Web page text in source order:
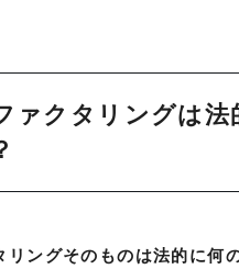
ァクタリングは法
リングそのものは法的に何